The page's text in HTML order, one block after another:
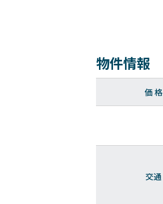
物件情報
価 格
交通